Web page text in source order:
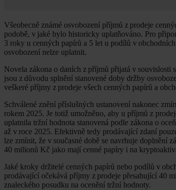
Všeobecně známé osvobození příjmů z prodeje
podobě, v jaké bylo historicky uplatňováno. Pro
3 roky u cenných papírů a 5 let u podílů v
osvobození nelze uplatnit.
Novela zákona o daních z příjmů přijatá v
jsou z důvodu splnění stanovené doby držby
veškeré příjmy z prodeje všech cenných papírů a
Schválené znění příslušných ustanovení nakonec
rokem 2025. Je totiž umožněno, aby u příjmů z
uplatnila tržní hodnota stanovená podle zákona o
až v roce 2025. Efektivně tedy prodávající zdaní
lze zmínit, že v současné době se navrhuje doplnění
40 milionů Kč jako mají cenné papíry i na
Jaké kroky držitelé cenných papírů nebo podílů v
prodávající očekává příjmy z prodeje přesahující 40
znaleckého posudku na ocenění tržní hodnoty.